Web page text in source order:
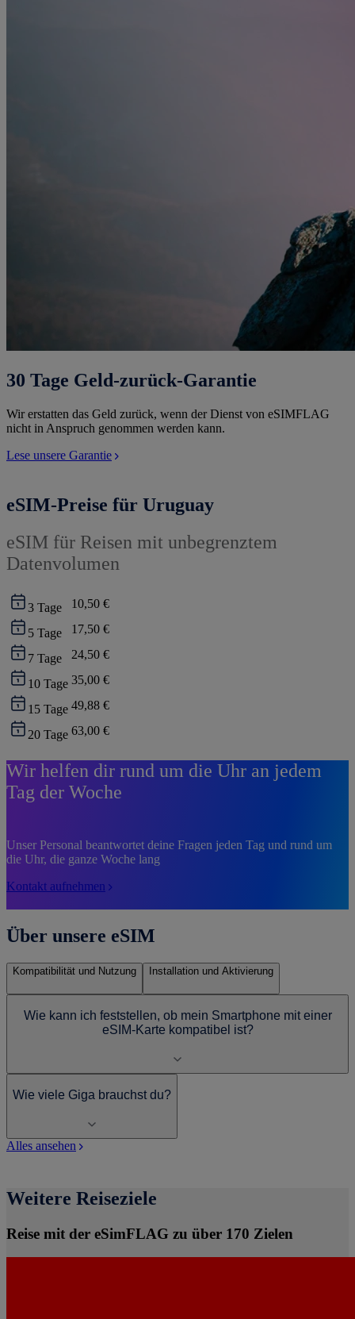
30 Tage Geld-zurück-Garantie
Wir erstatten das Geld zurück, wenn der Dienst von eSIMFLAG
nicht in Anspruch genommen werden kann.
Lese unsere Garantie
eSIM-Preise für Uruguay
eSIM für Reisen mit unbegrenztem
Datenvolumen
3 Tage 10,50 €
5 Tage 17,50 €
7 Tage 24,50 €
10 Tage 35,00 €
15 Tage 49,88 €
20 Tage 63,00 €
Wir helfen dir rund um die Uhr an jedem
Tag der Woche
Unser Personal beantwortet deine Fragen jeden Tag und rund um
die Uhr, die ganze Woche lang
Kontakt aufnehmen
Über unsere eSIM
Kompatibilität und Nutzung Installation und Aktivierung
Wie kann ich feststellen, ob mein Smartphone mit einer
eSIM-Karte kompatibel ist?
Wie viele Giga brauchst du?
Alles ansehen
Weitere Reiseziele
Reise mit der eSimFLAG zu über 170 Zielen